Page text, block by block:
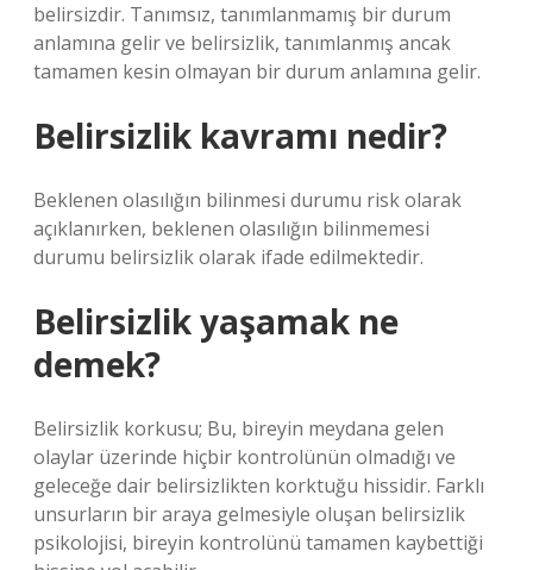
belirsizdir. Tanımsız, tanımlanmamış bir durum
anlamına gelir ve belirsizlik, tanımlanmış ancak
tamamen kesin olmayan bir durum anlamına gelir.
Belirsizlik kavramı nedir?
Beklenen olasılığın bilinmesi durumu risk olarak
açıklanırken, beklenen olasılığın bilinmemesi
durumu belirsizlik olarak ifade edilmektedir.
Belirsizlik yaşamak ne
demek?
Belirsizlik korkusu; Bu, bireyin meydana gelen
olaylar üzerinde hiçbir kontrolünün olmadığı ve
geleceğe dair belirsizlikten korktuğu hissidir. Farklı
unsurların bir araya gelmesiyle oluşan belirsizlik
psikolojisi, bireyin kontrolünü tamamen kaybettiği